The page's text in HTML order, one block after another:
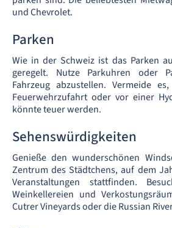
und Chevrolet.
Parken
Wie in der Schweiz ist das Parken
geregelt. Nutze Parkuhren oder
Fahrzeug abzustellen. Vermeide
Feuerwehrzufahrt oder vor einer
könnte teuer werden.
Sehenswürdigkeiten
Genieße den wunderschönen
Zentrum des Städtchens, auf dem
Veranstaltungen stattfinden.
Weinkellereien und
Cutrer Vineyards oder die Russian